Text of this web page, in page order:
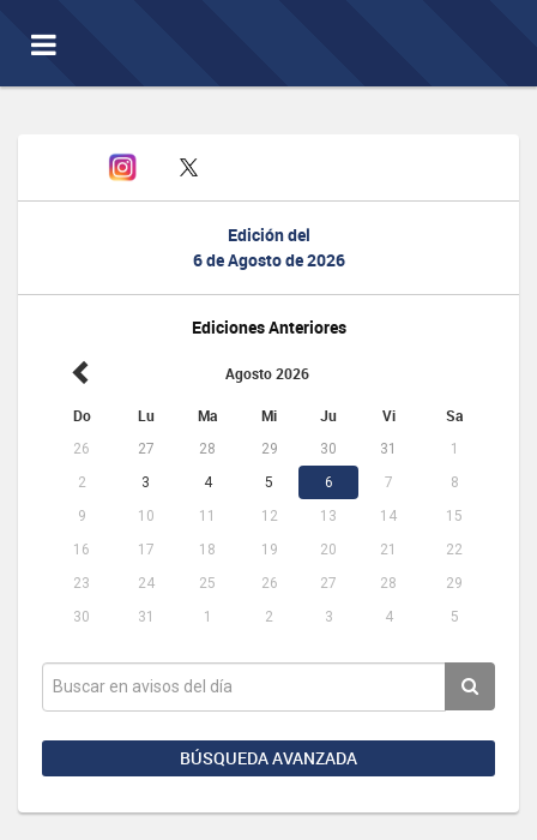
Toggle
navigation
Edición del
6 de Agosto de 2026
Ediciones Anteriores
Agosto 2026
Do Lu Ma Mi Ju Vi Sa
26 27 28 29 30 31
1
2
3 4 5 6 7
8
9
10 11 12 13 14
15
16
17 18 19 20 21
22
23
24 25 26 27 28
29
30
31 1 2 3 4 5
BÚSQUEDA AVANZADA